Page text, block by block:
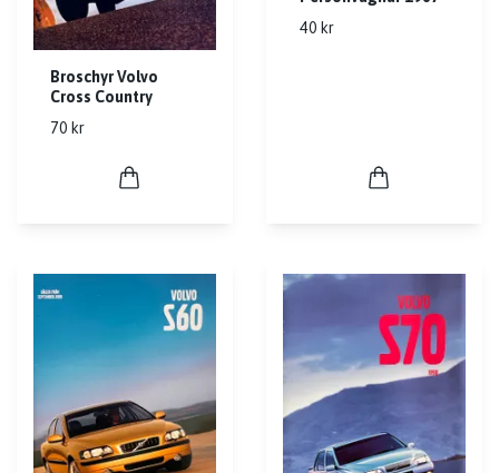
Broschyr Volvo
Cross Country
70 kr
40 kr